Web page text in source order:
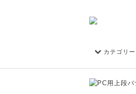
カテゴリー